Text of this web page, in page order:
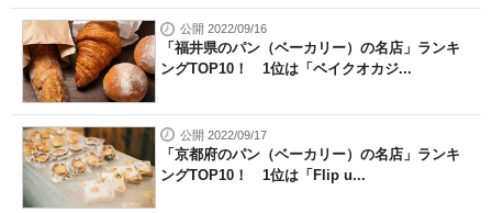
公開 2022/09/16
「福井県のパン（ベーカリー）の名店」ランキ
ングTOP10！ 1位は「ベイクオカジ...
公開 2022/09/17
「京都府のパン（ベーカリー）の名店」ランキ
ングTOP10！ 1位は「Flip u...